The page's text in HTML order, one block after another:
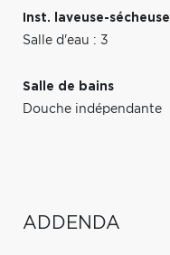
Inst. laveuse-sécheuse
Salle d'eau : 3
Salle de bains
Douche indépendante
ADDENDA